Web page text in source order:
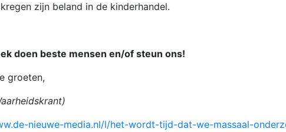
zijn beland in de kinderhandel.
doen beste mensen en/of steun ons!
groeten,
nieuwe-media.nl/l/het-wordt-tijd-dat-we-massaal-